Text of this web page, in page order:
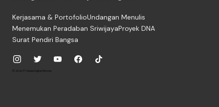
Kerjasama & PortofolioUndangan Menulis
Menemukan Peradaban SriwijayaProyek DNA
Surat Pendiri Bangsa
© 2026, PT. Media Digital Historia.